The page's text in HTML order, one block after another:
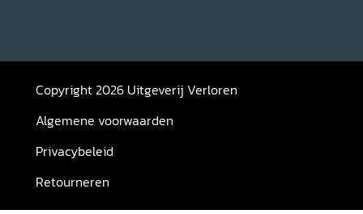
Copyright 2026 Uitgeverij Verloren
Algemene voorwaarden
Privacybeleid
Retourneren